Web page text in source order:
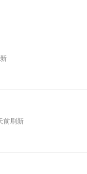
前刷新